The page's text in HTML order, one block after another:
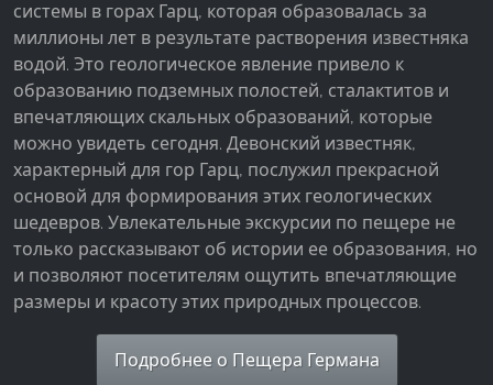
системы в горах Гарц, которая образовалась за
миллионы лет в результате растворения известняка
водой. Это геологическое явление привело к
образованию подземных полостей, сталактитов и
впечатляющих скальных образований, которые
можно увидеть сегодня. Девонский известняк,
характерный для гор Гарц, послужил прекрасной
основой для формирования этих геологических
шедевров. Увлекательные экскурсии по пещере не
только рассказывают об истории ее образования, но
и позволяют посетителям ощутить впечатляющие
размеры и красоту этих природных процессов.
Подробнее о Пещера Германа